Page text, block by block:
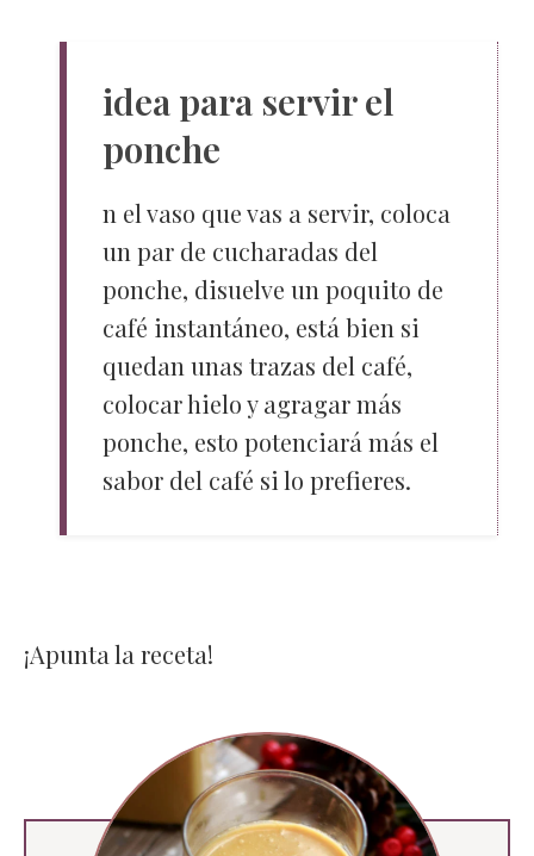
idea para servir el
ponche
n el vaso que vas a servir, coloca
un par de cucharadas del
ponche, disuelve un poquito de
café instantáneo, está bien si
quedan unas trazas del café,
colocar hielo y agragar más
ponche, esto potenciará más el
sabor del café si lo prefieres.
¡Apunta la receta!